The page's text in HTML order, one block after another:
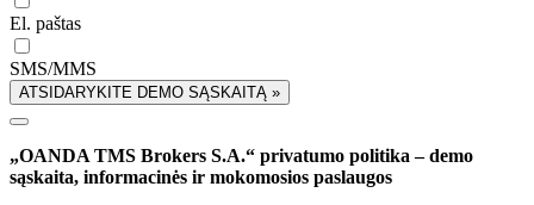
El. paštas
SMS/MMS
ATSIDARYKITE DEMO SĄSKAITĄ »
„OANDA TMS Brokers S.A.“ privatumo politika – demo
sąskaita, informacinės ir mokomosios paslaugos